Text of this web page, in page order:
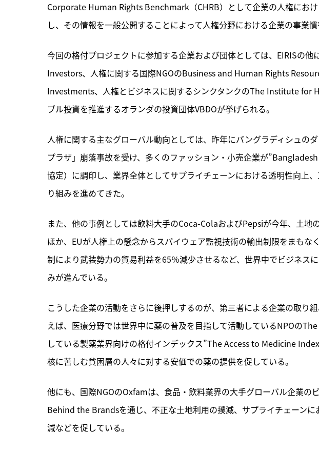
Corporate Human Rights Benchmark（CHRB）として企業の人権にお
し、その情報を一般公開することによって人権分野における企業の事業慣
今回の格付プロジェクトに参加する企業および団体としては、EIRISの
Investors、人権に関する国際NGOのBusiness and Human Rights
Investments、人権とビジネスに関するシンクタンクのThe Institute for
ブル投資を推進するオランダの投資団体VBDOが挙げられる。
人権に関する主なグローバル動向としては、昨年にバングラディシュの
プラザ」崩落事故を受け、多くのファッション・小売企業が
協定）に調印し、業界全体としてサプライチェーンにおける透明性向上
り組みを進めてきた。
また、他の事例としては飲料大手のCoca-ColaおよびPepsiが今年、土地
ほか、EUが人権上の懸念からスパイウェア監視技術の輸出制限をまもな
制により武装勢力の貿易利益を65％減少させるなど、世界中でビジネス
みが進んでいる。
こうした企業の活動をさらに後押しするのが、第三者による企業の取り
えば、医療分野では世界中に薬の普及を目指して活動しているNPOの
している製薬業界向けの格付インデックス”The Access to Medicine
核に苦しむ貧困層の人々に対する安価での薬の提供を促している。
他にも、国際NGOのOxfamは、食品・飲料業界の大手グローバル企業の
Behind the Brandsを通じ、不正な土地利用の撲滅、サプライチェーン
減などを促している。